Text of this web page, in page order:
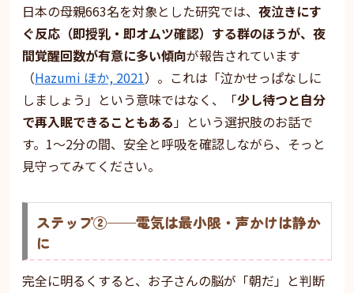
日本の母親663名を対象とした研究では、 夜泣きにす
ぐ反応（即授乳・即オムツ確認）する群のほうが、夜
間覚醒回数が有意に多い傾向が報告されています
（Hazumi ほか, 2021）。これは「泣かせっぱなしに
しましょう」という意味ではなく、「少し待つと自分
で再入眠できることもある」という選択肢のお話で
す。1〜2分の間、安全と呼吸を確認しながら、そっと
見守ってみてください。
ステップ②——電気は最小限・声かけは静か
に
完全に明るくすると、お子さんの脳が「朝だ」と判断